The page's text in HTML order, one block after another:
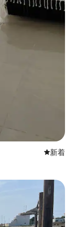
新しい宿
新着